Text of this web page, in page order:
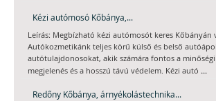
Kézi autómosó Kőbánya,...
Leírás: Megbízható kézi autómosót keres Kőbányán
Autókozmetikánk teljes körű külső és belső
autótulajdonosokat, akik számára fontos a
megjelenés és a hosszú távú védelem. Kézi autó ...
Redőny Kőbánya, árnyékolástechnika...